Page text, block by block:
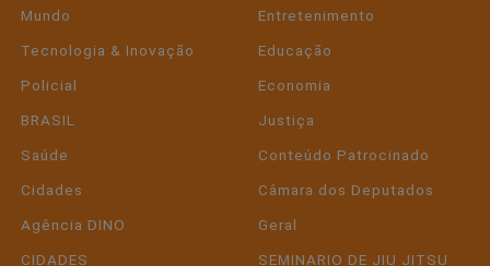
Mundo
Entretenimento
Tecnologia & Inovação
Educação
Policial
Economia
BRASIL
Justiça
Saúde
Conteúdo Patrocinado
Cidades
Câmara dos Deputados
Agência DINO
Geral
CIDADES
SEMINARIO DE JIU JITSU